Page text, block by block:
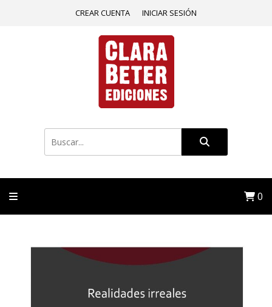
CREAR CUENTA INICIAR SESIÓN
0